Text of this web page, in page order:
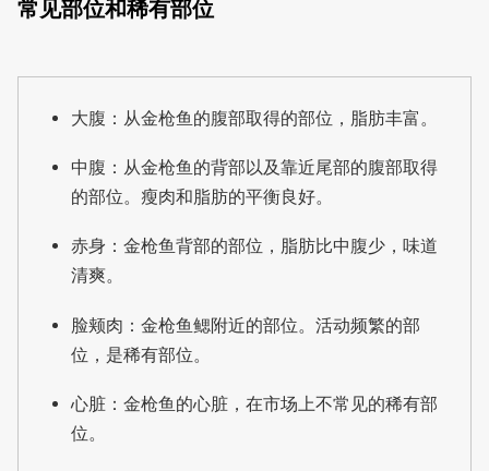
常见部位和稀有部位
大腹：从金枪鱼的腹部取得的部位，脂肪丰富。
中腹：从金枪鱼的背部以及靠近尾部的腹部取得
的部位。瘦肉和脂肪的平衡良好。
赤身：金枪鱼背部的部位，脂肪比中腹少，味道
清爽。
脸颊肉：金枪鱼鳃附近的部位。活动频繁的部
位，是稀有部位。
心脏：金枪鱼的心脏，在市场上不常见的稀有部
位。